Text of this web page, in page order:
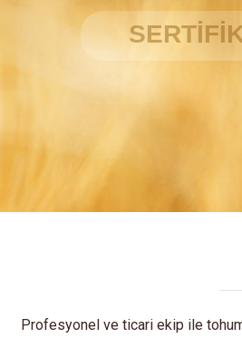
Profesyonel ve ticari ekip ile